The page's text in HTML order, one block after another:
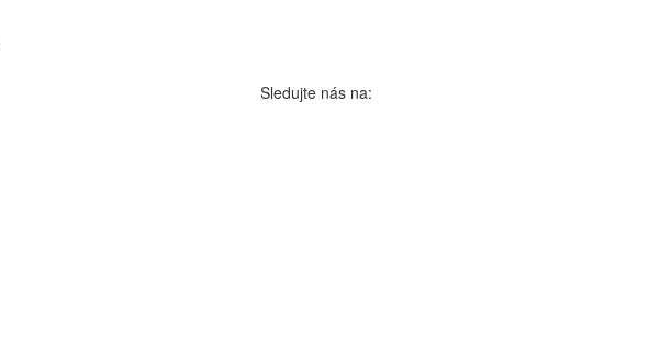
Sledujte nás na: